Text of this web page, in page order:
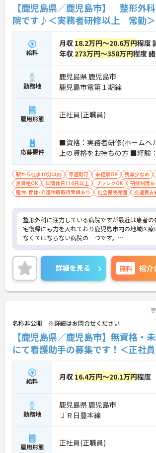
【鹿児島県／鹿児島市】 整形外
院です♪＜実務者研修以上 常勤＞
給料
月収 18.2万円～20.6万円程度
年収 273万円～358万円程度
勤務地
鹿児島県 鹿児島市
鹿児島市電第１期線
雇用形態 正社員(正職員)
応募要件
■資格：実務者研修(ホームヘ
上の資格をお持ちの方 ■経験
駅から徒歩10分以内 車通勤可 未経験OK 残業少なめ
無資格OK
年間休日110日以上 ブランクOK
研修制度あ
産休･育休･介護休暇取得実績あり
社会保険完備 交通費支
整形外科に注力している病院ですが最近は患者の
宅復帰にも力を入れており鹿児島市内の地域医療
なくてはならない病院の一つです。
また、法人運営としても安定しており訪問看護や老
健施設など幅広く包括的に患者をケアできること
同院の強みでございます。気になることなどござ
ましたらお気軽にお問い合わせ下さいませ。
詳細を見る 無料 紹介
名称非公開 ※詳細はお問合せください
【鹿児島県／鹿児島市】無資格・
にて看護助手の募集です！＜正社
給料 月収 16.4万円～20.1万円程度
勤務地
鹿児島県 鹿児島市
ＪＲ日豊本線
雇用形態 正社員(正職員)